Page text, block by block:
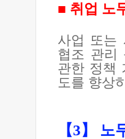
■ 취업 노
사업 또는
협조 관리
관한 정책
도를 향상
【3 】 노